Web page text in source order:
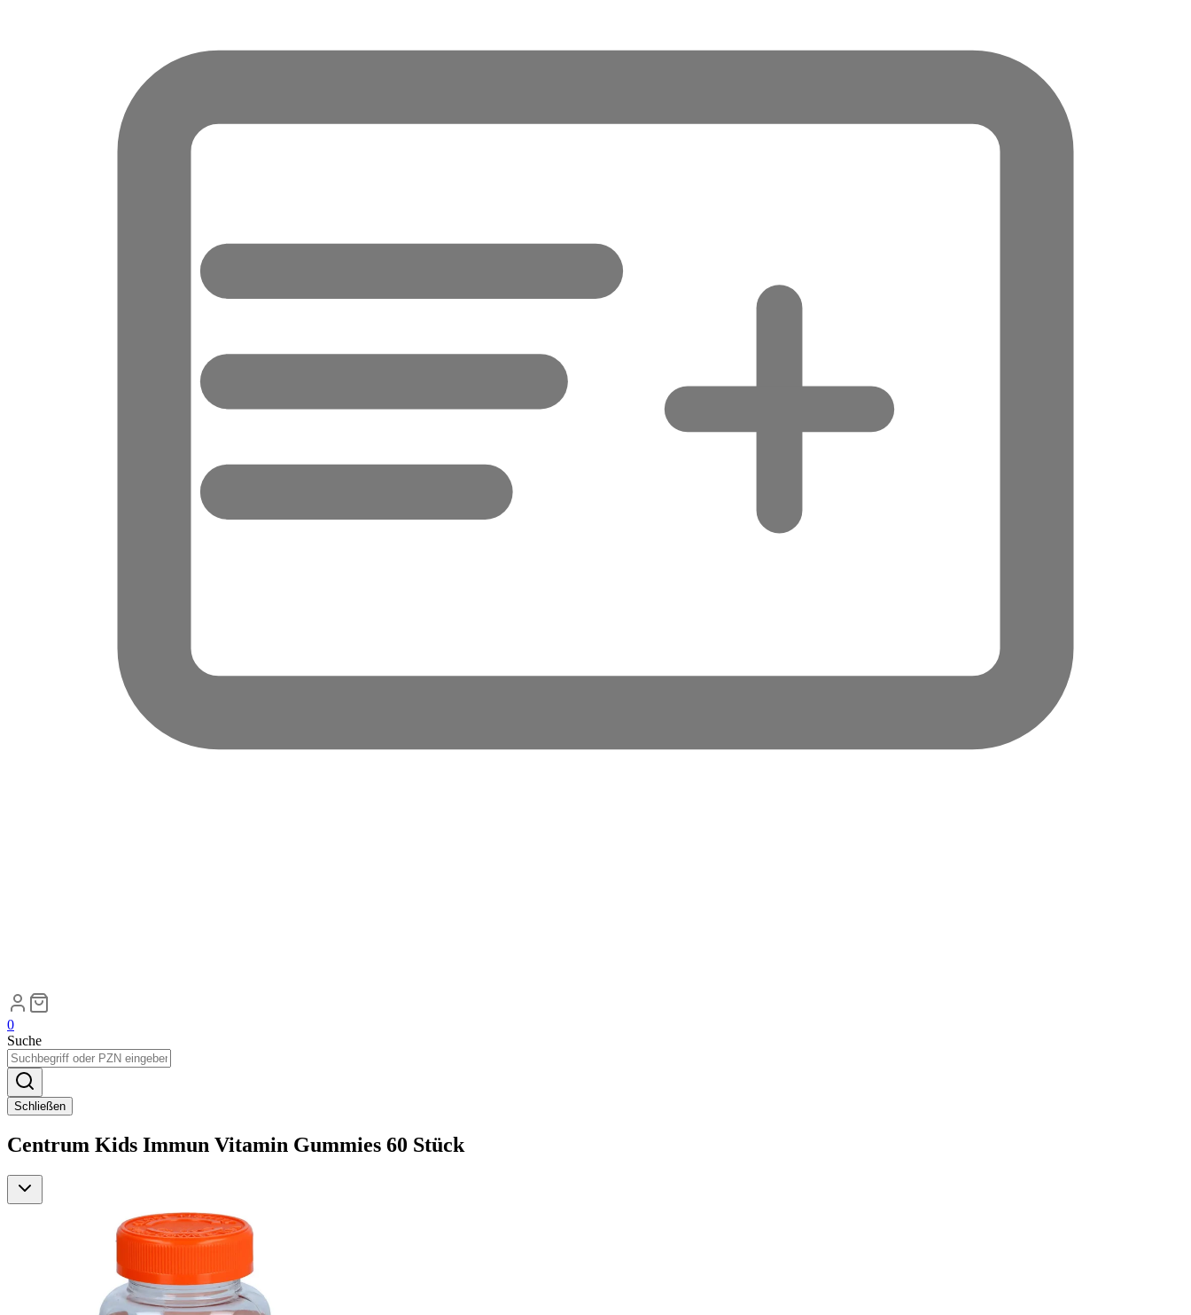
0
Suche
Schließen
Centrum Kids Immun Vitamin Gummies 60 Stück